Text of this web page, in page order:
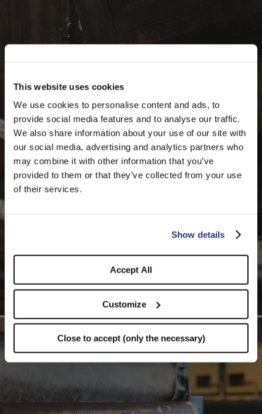
This website uses cookies
We use cookies to personalise content and ads, to
provide social media features and to analyse our traffic.
We also share information about your use of our site with
our social media, advertising and analytics partners who
may combine it with other information that you’ve
provided to them or that they’ve collected from your use
of their services.
Show details
Accept All
Customize
Close to accept (only the necessary)
PLEASE CHOOSE YOUR COUNTRY
We detected that you are browsing from United States, do
STAY HERE